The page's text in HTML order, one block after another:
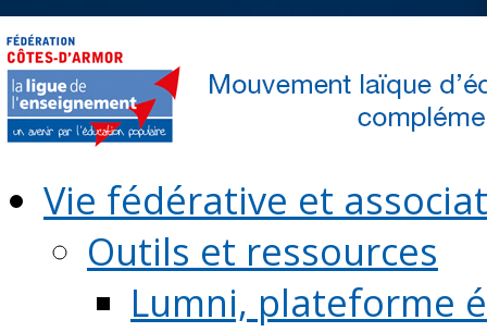
Vie fédérative et
Outils et ressources
Lumni, plateforme